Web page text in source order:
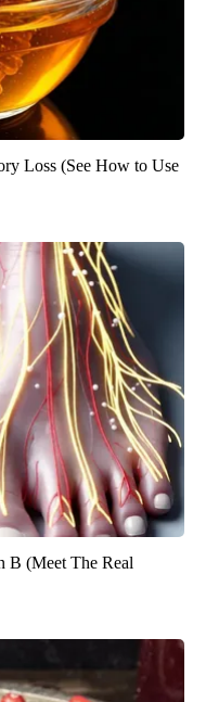
Loss (See How to Use
B (Meet The Real